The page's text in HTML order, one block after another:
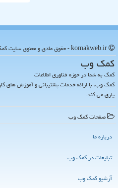
كمك وب
کمک به شما در حوزه فناوری اطلاعات
کمک وب، با ارائه خدمات پشتیبانی و آموزش های
یاری می کند.
صفحات كمك وب
درباره ما
تبلیغات در كمك وب
آرشیو كمك وب